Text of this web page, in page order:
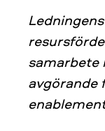
samarbete
avgörande